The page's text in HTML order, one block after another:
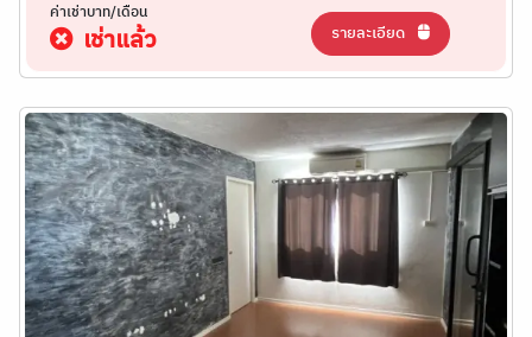
ค่าเช่าบาท/เดือน
เช่าแล้ว รายละเอียด